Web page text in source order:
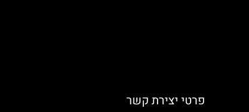
פרטי יצירת קשר